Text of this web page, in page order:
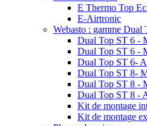
E Thermo Top
E-Airtronic
Webasto : gamme Dual
Dual Top ST 6 -
Dual Top ST 6 -
Dual Top ST 6-
Dual Top ST 8-
Dual Top ST 8 -
Dual Top ST 8 -
Kit de montage
Kit de montage